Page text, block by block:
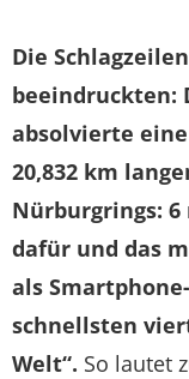
Die
beeindruckten:
absolvierte
20,832 km
Nürburgrings: 6
dafür und das
als
schnellsten
Welt“. So lautet